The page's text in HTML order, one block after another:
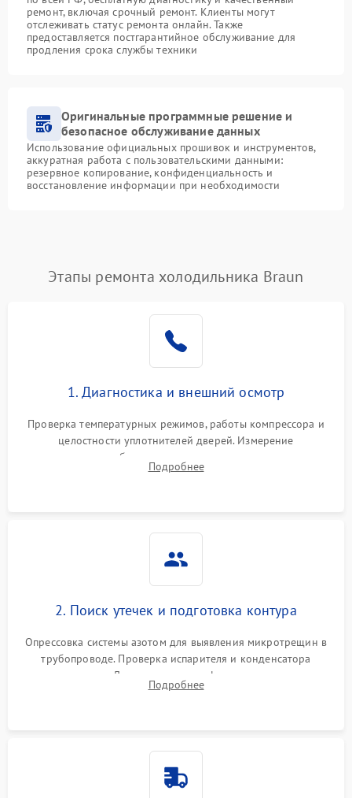
ремонт, включая срочный ремонт. Клиенты могут
отслеживать статус ремонта онлайн. Также
предоставляется постгарантийное обслуживание для
продления срока службы техники
Оригинальные программные решение и
безопасное обслуживание данных
Использование официальных прошивок и инструментов,
аккуратная работа с пользовательскими данными:
резервное копирование, конфиденциальность и
восстановление информации при необходимости
Этапы ремонта холодильника Braun
1. Диагностика и внешний осмотр
Проверка температурных режимов, работы компрессора и
целостности уплотнителей дверей. Измерение
сопротивления обмоток мотора, проверка термостата и
считывание кодов ошибок с электронного дисплея.
Подробнее
2. Поиск утечек и подготовка контура
Опрессовка системы азотом для выявления микротрещин в
трубопроводе. Проверка испарителя и конденсатора
течеискателем. Демонтаж старого фильтра-осушителя и
продувка капиллярной трубки для устранения засоров.
Подробнее